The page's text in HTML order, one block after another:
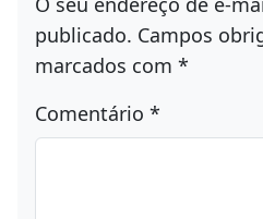
O seu endereço de e-
publicado. Campos
marcados com
Comentário